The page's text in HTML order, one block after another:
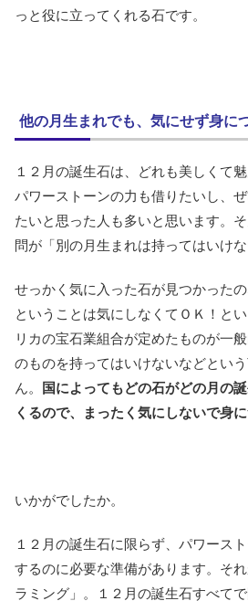
っと役に立ってくれる石です。
他の月生まれでも、気にせず身に
１２月の誕生石は、どれも美しくて
パワーストーンの力も借りたいし、
たいと思った人も多いと思います。
問が「別の月生まれは持ってはいけ
せっかく気に入った石が見つかった
ということは気にしなくてＯＫ！と
リカの宝石業組合が定めたものが一
のものを持ってはいけないなどとい
ん。
国によってもどの石がどの月の
くるので、まったく気にしないで身
いかがでしたか。
１２月の誕生石に限らず、パワース
するのに必要な準備があります。そ
ラミング」。１２月の誕生石すべて